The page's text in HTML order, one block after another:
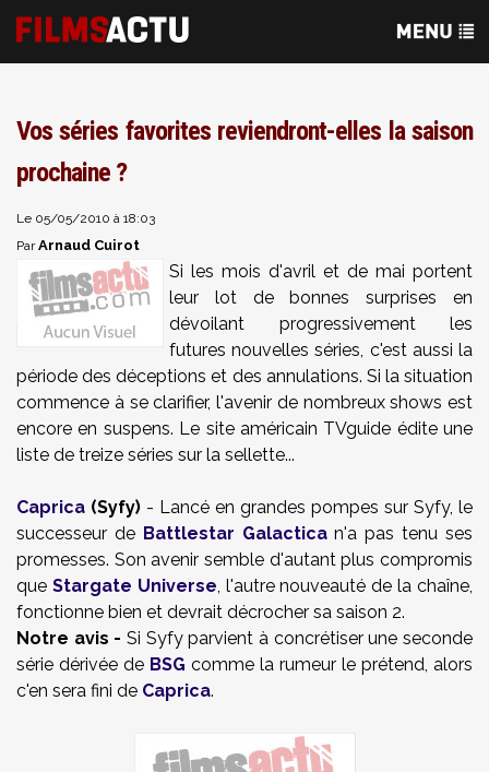
Vos séries favorites reviendront-elles la saison
prochaine ?
Le 05/05/2010 à 18:03
ParArnaud Cuirot
Si les mois d'avril et de mai portent
leur lot de bonnes surprises en
dévoilant progressivement les
futures nouvelles séries, c'est aussi la
période des déceptions et des annulations. Si la situation
commence à se clarifier, l'avenir de nombreux shows est
encore en suspens. Le site américain TVguide édite une
liste de treize séries sur la sellette...
Caprica (Syfy) - Lancé en grandes pompes sur Syfy, le
successeur de Battlestar Galactican'a pas tenu ses
promesses. Son avenir semble d'autant plus compromis
que Stargate Universe, l'autre nouveauté de la chaîne,
fonctionne bien et devrait décrocher sa saison 2.
Notre avis - Si Syfy parvient à concrétiser une seconde
série dérivée de BSG comme la rumeur le prétend, alors
c'en sera fini de Caprica.